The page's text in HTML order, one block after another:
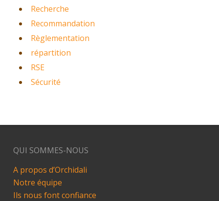
Recherche
Recommandation
Règlementation
répartition
RSE
Sécurité
QUI SOMMES-NOUS
A propos d’Orchidali
Notre équipe
Ils nous font confiance